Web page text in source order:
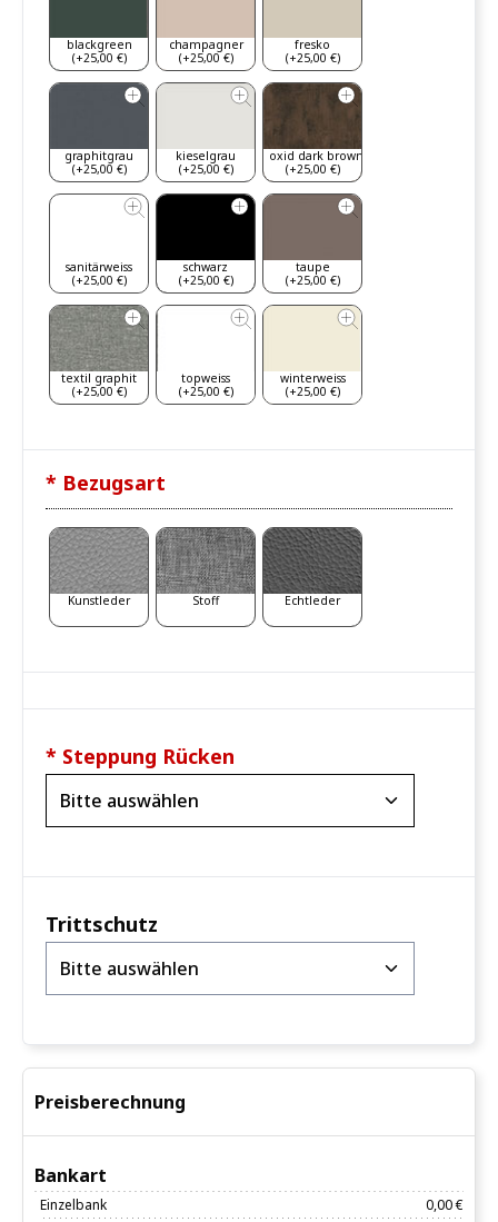
blackgreen
(+25,00 €)
champagner
(+25,00 €)
fresko
(+25,00 €)
graphitgrau
(+25,00 €)
kieselgrau
(+25,00 €)
oxid dark brown
(+25,00 €)
sanitärweiss
(+25,00 €)
schwarz
(+25,00 €)
taupe
(+25,00 €)
textil graphit
(+25,00 €)
topweiss
(+25,00 €)
winterweiss
(+25,00 €)
* Bezugsart
Kunstleder Stoff Echtleder
* Steppung Rücken
Trittschutz
Preisberechnung
Bankart
Einzelbank 0,00 €